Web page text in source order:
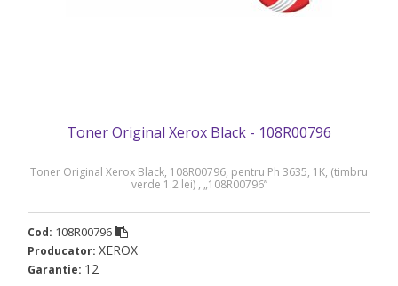
Toner Original Xerox Black - 108R00796
Toner Original Xerox Black, 108R00796, pentru Ph 3635, 1K, (timbru
verde 1.2 lei) , „108R00796”
Cod: 108R00796
Producator: XEROX
Garantie: 12